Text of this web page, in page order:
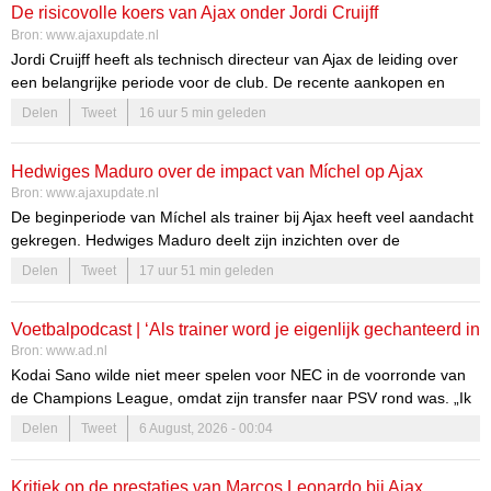
belangstelling toe.
confrontatie.
De risicovolle koers van Ajax onder Jordi Cruijff
Bron: www.ajaxupdate.nl
Jordi Cruijff heeft als technisch directeur van Ajax de leiding over
een belangrijke periode voor de club. De recente aankopen en
veranderingen in het salarishuis roepen vragen op over de
financiële gezondheid en de toekomst van Ajax. De koers die Cruijff
afweging tussen investeringen in talent en financiële stabiliteit zal
cruciaal zijn voor het succes van de club.
Delen Tweet 16 uur 5 min geleden
Hedwiges Maduro over de impact van Míchel op Ajax
Bron: www.ajaxupdate.nl
De beginperiode van Míchel als trainer bij Ajax heeft veel aandacht
gekregen. Hedwiges Maduro deelt zijn inzichten over de
ontwikkelingen binnen de club en de impact die Míchel heeft op
zowel het team als de clubcultuur.
De veranderende dynamiek bij Ajax
Maduro zijn de ideeën van de Spaanse coach duidelijk zichtbaar in
het spel, wat de club ten goede komt.
Delen Tweet 17 uur 51 min geleden
Voetbalpodcast | ‘Als trainer word je eigenlijk gechanteerd in
zo’n situatie’
Bron: www.ad.nl
Kodai Sano wilde niet meer spelen voor NEC in de voorronde van
de Champions League, omdat zijn transfer naar PSV rond was. „Ik
kots van het gedrag’, reageerde Hans Nijland tegenover deze site.
Maar wat moet je ermee als trainer en club? De speler wint die
Delen Tweet 6 August, 2026 - 00:04
Kritiek op de prestaties van Marcos Leonardo bij Ajax